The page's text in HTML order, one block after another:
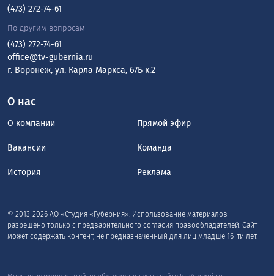
О нас
О компании Прямой эфир
Вакансии Команда
История Реклама
© 2013-2026 АО «Студия «Губерния». Использование материалов
разрешено только с предварительного согласия правообладателей. Сайт
может содержать контент, не предназначенный для лиц младше 16-ти лет.
(473) 272-74-61
По другим вопросам
(473) 272-74-61
office@tv-gubernia.ru
г. Воронеж, ул. Карла Маркса, 67Б к.2